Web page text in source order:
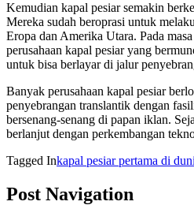
Kemudian kapal pesiar semakin
Mereka sudah beroprasi untuk
Eropa dan Amerika Utara. Pada
perusahaan kapal pesiar yang
untuk bisa berlayar di jalur
Banyak perusahaan kapal pesiar
penyebrangan translantik dengan
bersenang-senang di papan iklan.
berlanjut dengan perkembangan
Tagged Inkapal pesiar pertama di
Post Navigation